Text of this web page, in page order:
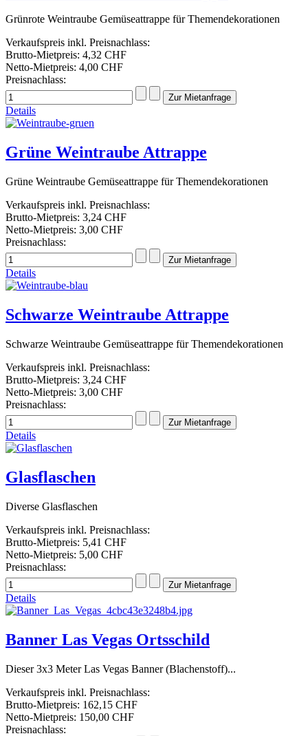
Grünrote Weintraube Gemüseattrappe für Themendekorationen
Verkaufspreis inkl. Preisnachlass:
Brutto-Mietpreis: 4,32 CHF
Netto-Mietpreis: 4,00 CHF
Preisnachlass:
Details
Grüne Weintraube Attrappe
Grüne Weintraube Gemüseattrappe für Themendekorationen
Verkaufspreis inkl. Preisnachlass:
Brutto-Mietpreis: 3,24 CHF
Netto-Mietpreis: 3,00 CHF
Preisnachlass:
Details
Schwarze Weintraube Attrappe
Schwarze Weintraube Gemüseattrappe für Themendekorationen
Verkaufspreis inkl. Preisnachlass:
Brutto-Mietpreis: 3,24 CHF
Netto-Mietpreis: 3,00 CHF
Preisnachlass:
Details
Glasflaschen
Diverse Glasflaschen
Verkaufspreis inkl. Preisnachlass:
Brutto-Mietpreis: 5,41 CHF
Netto-Mietpreis: 5,00 CHF
Preisnachlass:
Details
Banner Las Vegas Ortsschild
Dieser 3x3 Meter Las Vegas Banner (Blachenstoff)...
Verkaufspreis inkl. Preisnachlass:
Brutto-Mietpreis: 162,15 CHF
Netto-Mietpreis: 150,00 CHF
Preisnachlass: